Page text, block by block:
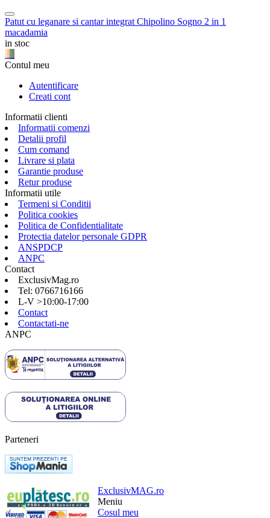
Patut cu leganare si cantar integrat Chipolino Sogno 2 in 1
macadamia
in stoc
Contul meu
Autentificare
Creati cont
Informatii clienti
Informatii comenzi
Detalii profil
Cum comand
Livrare si plata
Garantie produse
Retur produse
Informatii utile
Termeni si Conditii
Politica cookies
Politica de Confidentialitate
Protectia datelor personale GDPR
ANSPDCP
ANPC
Contact
ExclusivMag.ro
Tel: 0766716166
L-V >10:00-17:00
Contact
Contactati-ne
ANPC
Parteneri
ExclusivMAG.ro
Meniu
Cosul meu